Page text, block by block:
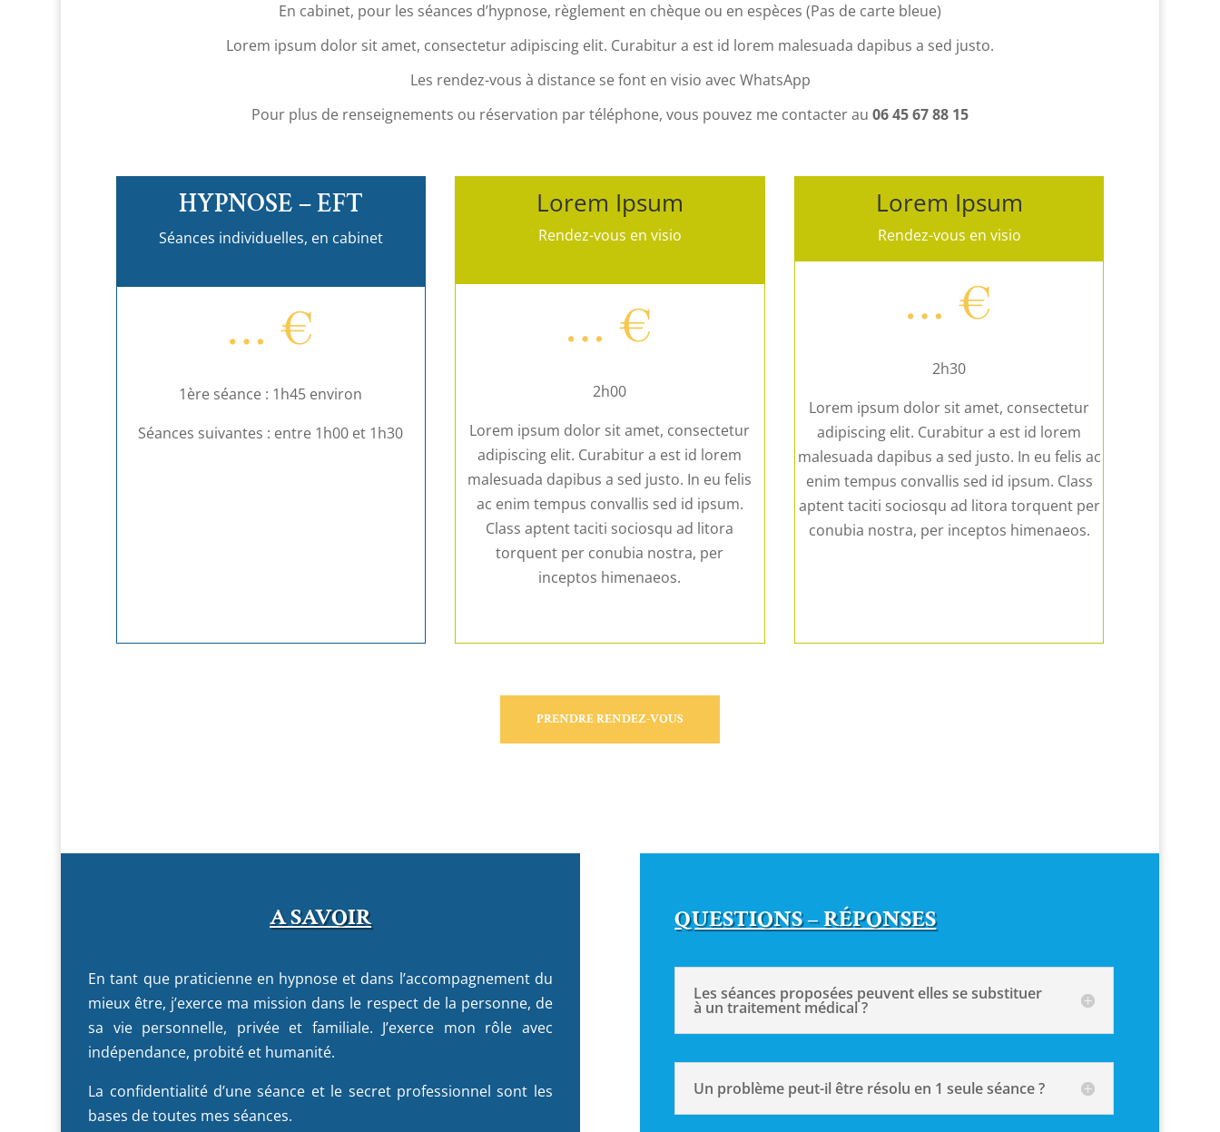
En cabinet, pour les séances d’hypnose, règlement en chèque ou en espèces (Pas de carte bleue)
Lorem ipsum dolor sit amet, consectetur adipiscing elit. Curabitur a est id lorem malesuada dapibus a sed justo.
Les rendez-vous à distance se font en visio avec WhatsApp
Pour plus de renseignements ou réservation par téléphone, vous pouvez me contacter au 06 45 67 88 15
HYPNOSE – EFT
Séances individuelles, en cabinet
… €
1ère séance : 1h45 environ
Séances suivantes : entre 1h00 et 1h30
Lorem Ipsum
Rendez-vous en visio
… €
2h00
Lorem ipsum dolor sit amet, consectetur
adipiscing elit. Curabitur a est id lorem
malesuada dapibus a sed justo. In eu felis
ac enim tempus convallis sed id ipsum.
Class aptent taciti sociosqu ad litora
torquent per conubia nostra, per
inceptos himenaeos.
Lorem Ipsum
Rendez-vous en visio
… €
2h30
Lorem ipsum dolor sit amet, consectetur
adipiscing elit. Curabitur a est id lorem
malesuada dapibus a sed justo. In eu felis ac
enim tempus convallis sed id ipsum. Class
aptent taciti sociosqu ad litora torquent per
conubia nostra, per inceptos himenaeos.
PRENDRE RENDEZ-VOUS
A SAVOIR
En tant que praticienne en hypnose et dans l’accompagnement du
mieux être, j’exerce ma mission dans le respect de la personne, de
sa vie personnelle, privée et familiale. J’exerce mon rôle avec
indépendance, probité et humanité.
La confidentialité d’une séance et le secret professionnel sont les
bases de toutes mes séances.
QUESTIONS – RÉPONSES
Les séances proposées peuvent elles se substituer
à un traitement médical ?
Un problème peut-il être résolu en 1 seule séance ?